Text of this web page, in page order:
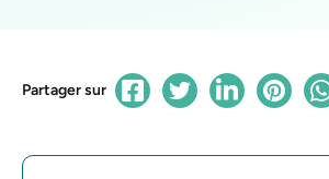
Partager sur